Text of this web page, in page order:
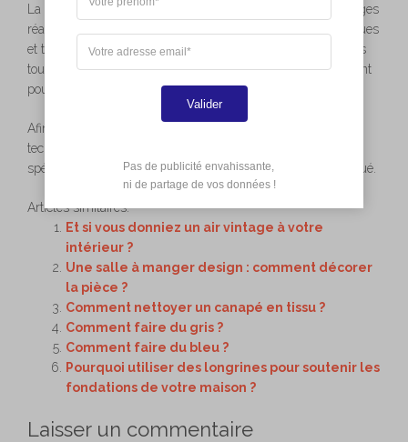
La rapidité de mise en œuvre ainsi que la qualité des ouvrages
réalisés contribuent à optimiser les performances énergétiques
et thermiques des bâtiments. Réduire les coûts énergétiques
tout au long du cycle de vie d’un bâtiment est très intéressant
pour l’environnement !
Afin de profiter pleinement des avantages offerts par cette
technique, il est essentiel de faire appel à un fabricant
spécialisé dans la production d’éléments en béton préfabriqué.
Articles similaires:
Et si vous donniez un air vintage à votre
intérieur ?
Une salle à manger design : comment décorer
la pièce ?
Comment nettoyer un canapé en tissu ?
Comment faire du gris ?
Comment faire du bleu ?
Pourquoi utiliser des longrines pour soutenir les
fondations de votre maison ?
Laisser un commentaire
Valider
Pas de publicité envahissante,
ni de partage de vos données !